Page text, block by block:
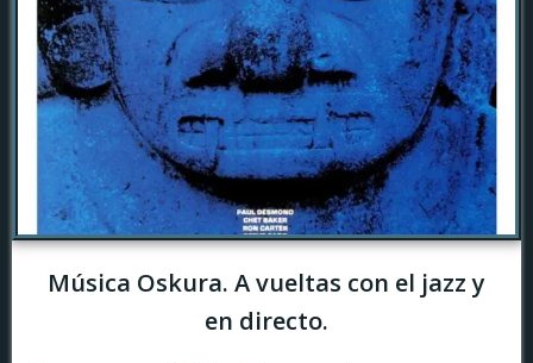
Música Oskura. A vueltas con el jazz y
en directo.